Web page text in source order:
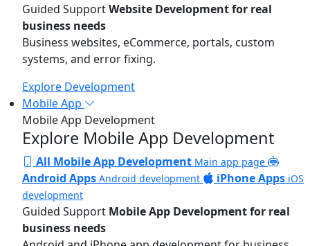
Guided SupportWebsite Development for real
business needs
Business websites, eCommerce, portals, custom
systems, and error fixing.
Explore Development
Mobile App
Mobile App Development
Explore Mobile App Development
All Mobile App Development Main app page
Android Apps Android development iPhone Apps iOS
development
Guided Support Mobile App Development for real
business needs